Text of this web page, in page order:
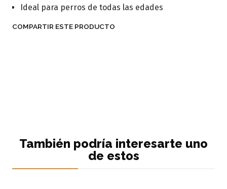
Ideal para perros de todas las edades
COMPARTIR ESTE PRODUCTO
También podría interesarte uno
de estos